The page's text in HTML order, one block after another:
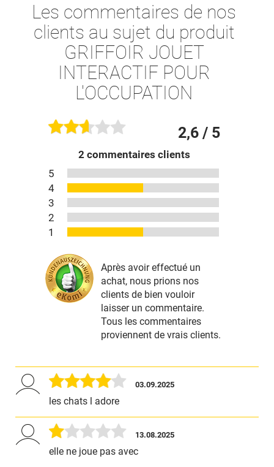
Les commentaires de nos
clients au sujet du produit
GRIFFOIR JOUET
INTERACTIF POUR
L'OCCUPATION
2,6/ 5
2 commentaires clients
5
4
3
2
1
Après avoir effectué un
achat, nous prions nos
clients de bien vouloir
laisser un commentaire.
Tous les commentaires
proviennent de vrais clients.
03.09.2025
les chats l adore
13.08.2025
elle ne joue pas avec